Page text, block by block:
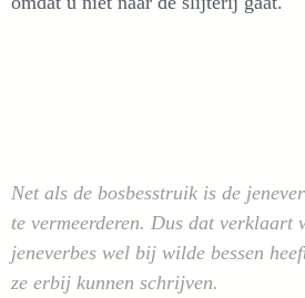
Net als de bosbesstruik is de
te vermeerderen. Dus dat verklaart
jeneverbes wel bij wilde bessen
ze erbij kunnen schrijven.